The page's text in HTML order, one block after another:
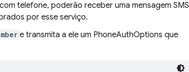
telefone, poderão receber uma mensagem SMS
por esse serviço.
e transmita a ele um PhoneAuthOptions que